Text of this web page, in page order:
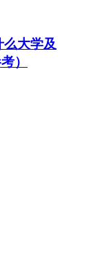
么大学及
）